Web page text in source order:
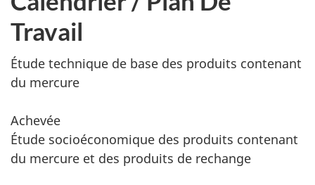
Travail
Étude technique de base des produits contenant
du mercure
Achevée
Étude socioéconomique des produits contenant
du mercure et des produits de rechange